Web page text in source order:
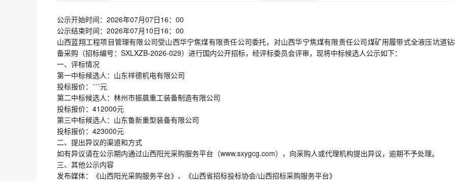
公示开始时间：2026年07月07日16：00
公示结束时间：2026年07月10日16：00
山西蓝翔工程项目管理有限公司受山西华宁焦煤有限责任公司委托，对山西华宁焦煤有限责任公司煤矿用履带式全液压坑道
备采购（招标编号：SXLXZB-2026-029）进行国内公开招标，经评标委员会评审，现将中标候选人公示如下：
一、评标情况
第一中标候选人：山东祥德机电有限公司
投标报价： ***元
第二中标候选人：林州市振晨重工装备制造有限公司
投标报价：412000元
第三中标候选人：山东鲁新重型装备有限公司
投标报价：423000元
二、提出异议的渠道和方式
如有异议请在公示期内通过山西阳光采购服务平台（www.sxygcg.com），向采购人或代理机构提出异议，逾期不予处理。
三、其他公示内容
发布媒体：《山西阳光采购服务平台》、《山西省招标投标协会/山西招标采购服务平台》